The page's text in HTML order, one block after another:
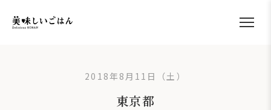
2018年8月11日（土）
東京都